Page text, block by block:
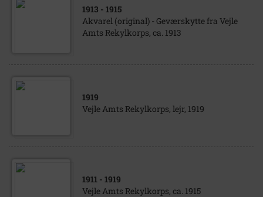
1913 - 1915
Akvarel (original) - Geværskytte fra Vejle
Amts Rekylkorps, ca. 1913
1919
Vejle Amts Rekylkorps, lejr, 1919
1911 - 1919
Vejle Amts Rekylkorps, ca. 1915